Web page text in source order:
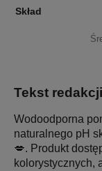
Skład
Tekst
Wodoodporna
naturalnego pH
💋. Produkt
kolorystycznych,